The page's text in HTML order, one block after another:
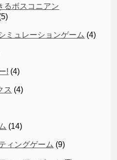
るボスコニアン
ミュレーションゲーム (4)
! (4)
ス (4)
(14)
ィングゲーム (9)